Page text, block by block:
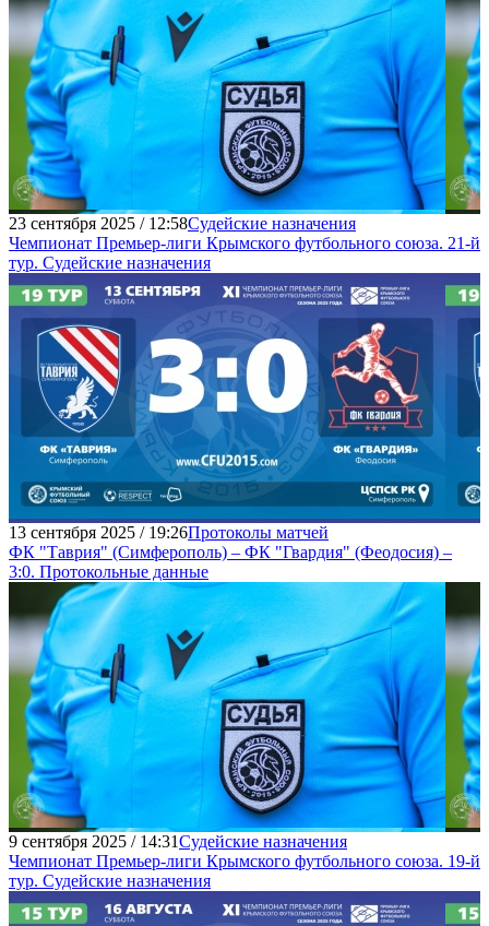
23 сентября 2025 / 12:58Судейские назначения
Чемпионат Премьер-лиги Крымского футбольного союза. 21-й
тур. Судейские назначения
13 сентября 2025 / 19:26Протоколы матчей
ФК "Таврия" (Симферополь) – ФК "Гвардия" (Феодосия) –
3:0. Протокольные данные
9 сентября 2025 / 14:31Судейские назначения
Чемпионат Премьер-лиги Крымского футбольного союза. 19-й
тур. Судейские назначения